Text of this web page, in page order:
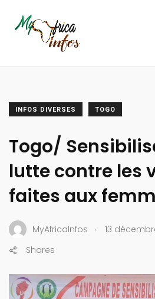
INFOS DIVERSES TOGO
Togo/
lutte contre les
faites aux
MyAfricaInfos . 13
Shares